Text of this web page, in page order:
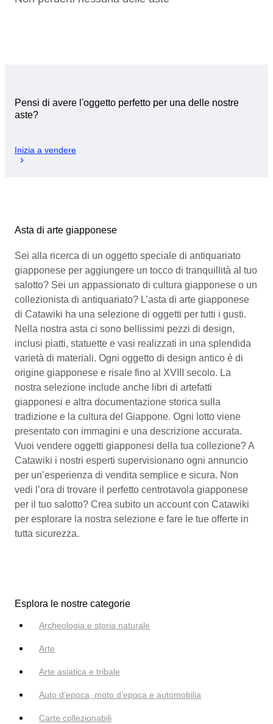
Pensi di avere l'oggetto perfetto per una delle nostre
aste?
Inizia a vendere
Asta di arte giapponese
Sei alla ricerca di un oggetto speciale di antiquariato
giapponese per aggiungere un tocco di tranquillità al tuo
salotto? Sei un appassionato di cultura giapponese o un
collezionista di antiquariato? L’asta di arte giapponese
di Catawiki ha una selezione di oggetti per tutti i gusti.
Nella nostra asta ci sono bellissimi pezzi di design,
inclusi piatti, statuette e vasi realizzati in una splendida
varietà di materiali. Ogni oggetto di design antico è di
origine giapponese e risale fino al XVIII secolo. La
nostra selezione include anche libri di artefatti
giapponesi e altra documentazione storica sulla
tradizione e la cultura del Giappone. Ogni lotto viene
presentato con immagini e una descrizione accurata.
Vuoi vendere oggetti giapponesi della tua collezione? A
Catawiki i nostri esperti supervisionano ogni annuncio
per un’esperienza di vendita semplice e sicura. Non
vedi l’ora di trovare il perfetto centrotavola giapponese
per il tuo salotto? Crea subito un account con Catawiki
per esplorare la nostra selezione e fare le tue offerte in
tutta sicurezza.
Esplora le nostre categorie
Archeologia e storia naturale
Arte
Arte asiatica e tribale
Auto d’epoca, moto d’epoca e automobilia
Carte collezionabili